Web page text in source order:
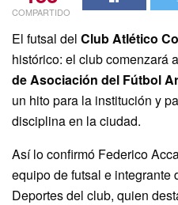
COMPARTIDO
El futsal del Club Atlético
histórico: el club comenzará
de Asociación del Fútbol
un hito para la institución y
disciplina en la ciudad.
Así lo confirmó Federico
equipo de futsal e integrante
Deportes del club, quien